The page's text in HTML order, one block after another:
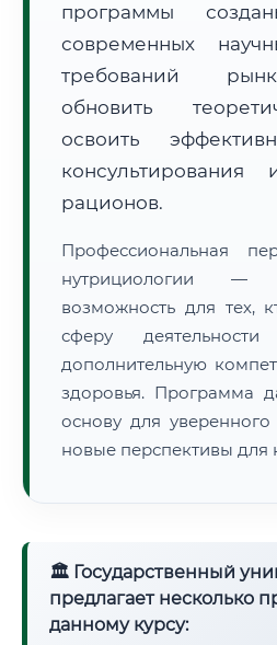
• Маршрут транзита:
~3 092 км
• Экспресс-доставка СДЭК / Почтой:4–6
📜 Документы и аккредитация
🔍Нажмите на документ для
программы
современных
требований
обновить
освоить
консультирования
рационов.
Профессиональная
нутрициологии —
возможность для тех,
сферу
дополнительную
здоровья. Программа
основу для уверенного
новые перспективы для
🏛 Государственный
предлагает несколько
данному курсу: